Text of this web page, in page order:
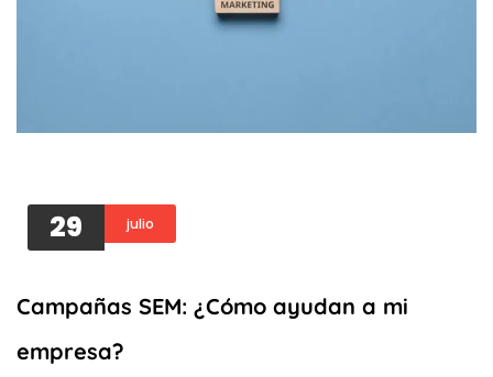
29 julio
Campañas SEM: ¿Cómo ayudan a mi
empresa?